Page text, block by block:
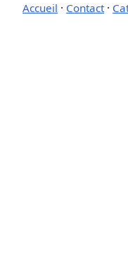
Accueil · Contact·